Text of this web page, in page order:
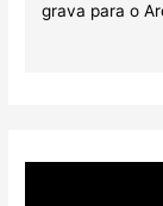
grava para o